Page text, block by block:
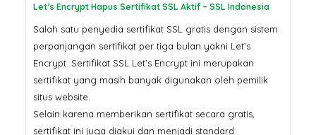
Let’s Encrypt Hapus Sertifikat SSL Aktif – SSL Indonesia
Salah satu penyedia sertifikat SSL gratis dengan sistem
perpanjangan sertifikat per tiga bulan yakni Let’s
Encrypt. Sertifikat SSL Let’s Encrypt ini merupakan
sertifikat yang masih banyak digunakan oleh pemilik
situs website.
Selain karena memberikan sertifikat secara gratis,
sertifikat ini juga diakui dan menjadi standard